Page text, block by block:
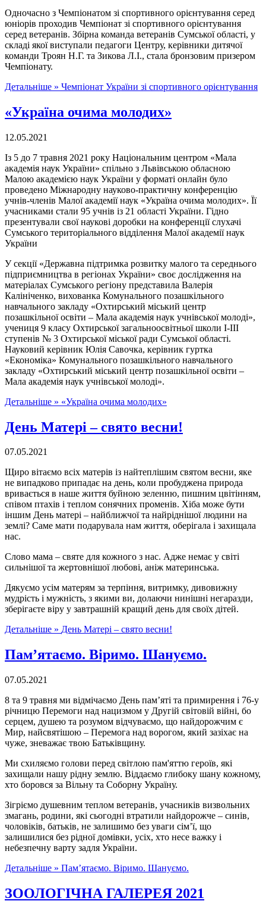
Одночасно з Чемпіонатом зі спортивного орієнтування серед
юніорів проходив Чемпіонат зі спортивного орієнтування
серед ветеранів. Збірна команда ветеранів Сумської області, у
складі якої виступали педагоги Центру, керівники дитячої
команди Троян Н.Г. та Зикова Л.І., стала бронзовим призером
Чемпіонату.
Детальніше » Чемпіонат України зі спортивного орієнтування
«Україна очима молодих»
12.05.2021
Із 5 до 7 травня 2021 року Національним центром «Мала
академія наук України» спільно з Львівською обласною
Малою академією наук України у форматі онлайн було
проведено Міжнародну науково-практичну конференцію
учнів-членів Малої академії наук «Україна очима молодих». Її
учасниками стали 95 учнів із 21 області України. Гідно
презентували свої наукові доробки на конференції слухачі
Сумського територіального відділення Малої академії наук
України
У секції «Державна підтримка розвитку малого та середнього
підприємництва в регіонах України» своє дослідження на
матеріалах Сумського регіону представила Валерія
Калініченко, вихованка Комунального позашкільного
навчального закладу «Охтирський міський центр
позашкільної освіти – Мала академія наук учнівської молоді»,
учениця 9 класу Охтирської загальноосвітньої школи І-ІІІ
ступенів № 3 Охтирської міської ради Сумської області.
Науковий керівник Юлія Савочка, керівник гуртка
«Економіка» Комунального позашкільного навчального
закладу «Охтирський міський центр позашкільної освіти –
Мала академія наук учнівської молоді».
Детальніше » «Україна очима молодих»
День Матері – свято весни!
07.05.2021
Щиро вітаємо всіх матерів із найтеплішим святом весни, яке
не випадково припадає на день, коли пробуджена природа
вривається в наше життя буйною зеленню, пишним цвітінням,
співом птахів і теплом сонячних променів. Хіба може бути
іншим День матері – найближчої та найріднішої людини на
землі? Саме мати подарувала нам життя, оберігала і захищала
нас.
Слово мама – святе для кожного з нас. Адже немає у світі
сильнішої та жертовнішої любові, аніж материнська.
Дякуємо усім матерям за терпіння, витримку, дивовижну
мудрість і мужність, з якими ви, долаючи нинішні негаразди,
зберігаєте віру y завтрашній кращий день для своїх дітей.
Детальніше » День Матері – свято весни!
Пам’ятаємо. Віримо. Шануємо.
07.05.2021
8 та 9 травня ми відмічаємо День пам’яті та примирення і 76-у
річницю Перемоги над нацизмом у Другій світовій війні, бо
серцем, душею та розумом відчуваємо, що найдорожчим є
Мир, найсвятішою – Перемога над ворогом, який зазіхає на
чуже, зневажає твою Батьківщину.
Ми схиляємо голови перед світлою пам'яттю героїв, які
захищали нашу рідну землю. Віддаємо глибоку шану кожному,
хто боровся за Вільну та Соборну Україну.
Зігріємо душевним теплом ветеранів, учасників визвольних
змагань, родини, які сьогодні втратили найдорожче – синів,
чоловіків, батьків, не залишимо без уваги сім’ї, що
залишилися без рідної домівки, усіх, хто несе важку і
небезпечну варту задля України.
Детальніше » Пам’ятаємо. Віримо. Шануємо.
ЗООЛОГІЧНА ГАЛЕРЕЯ 2021